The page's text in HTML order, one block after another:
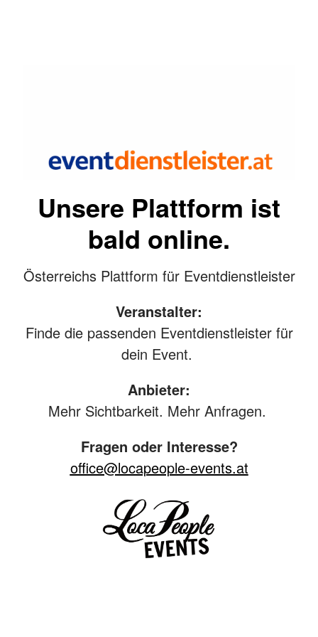
Unsere Plattform ist
bald online.
Österreichs Plattform für Eventdienstleister
Veranstalter:
Finde die passenden Eventdienstleister für
dein Event.
Anbieter:
Mehr Sichtbarkeit. Mehr Anfragen.
Fragen oder Interesse?
office@locapeople-events.at